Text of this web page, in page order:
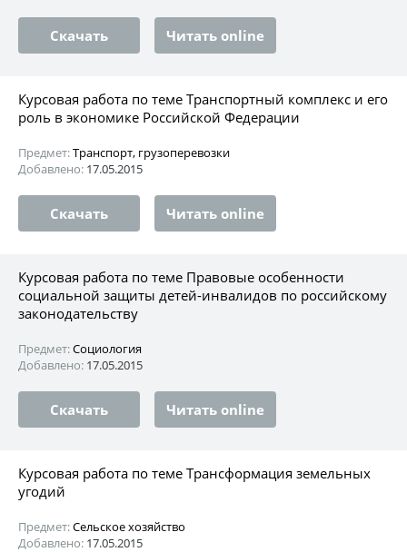
Скачать Читать online
Курсовая работа по теме Транспортный комплекс и его
роль в экономике Российской Федерации
Предмет:Транспорт, грузоперевозки
Добавлено: 17.05.2015
Скачать Читать online
Курсовая работа по теме Правовые особенности
социальной защиты детей-инвалидов по российскому
законодательству
Предмет:Социология
Добавлено: 17.05.2015
Скачать Читать online
Курсовая работа по теме Трансформация земельных
угодий
Предмет:Сельское хозяйство
Добавлено: 17.05.2015